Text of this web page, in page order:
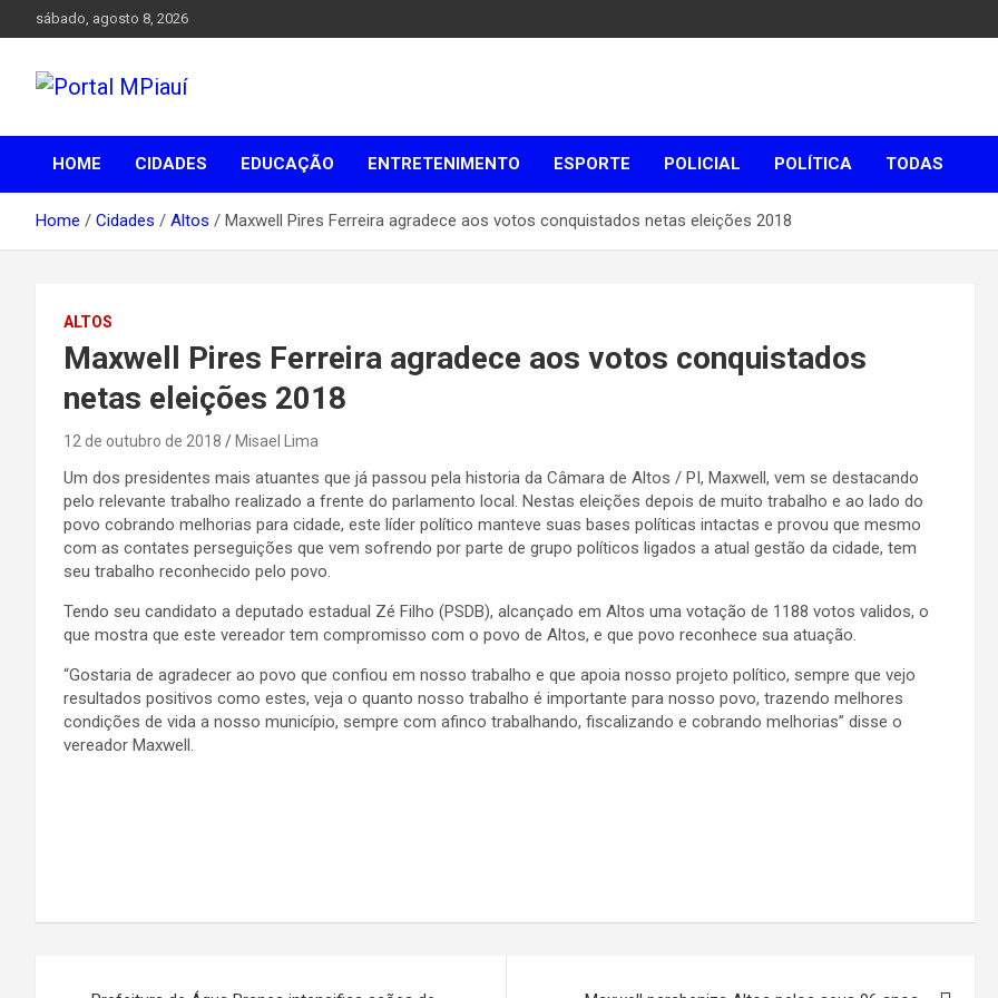
to
sábado, agosto 8, 2026
Portal MPiauí
Parnaíba
HOME
CIDADES EDUCAÇÃO ENTRETENIMENTO ESPORTE POLICIAL POLÍTICA TODAS
Home Cidades Altos Maxwell Pires Ferreira agradece aos votos conquistados netas eleições 2018
ALTOS
Maxwell Pires Ferreira agradece aos votos conquistados
netas eleições 2018
12 de outubro de 2018 Misael Lima
Um dos presidentes mais atuantes que já passou pela historia da Câmara de Altos / PI, Maxwell, vem se destacando
pelo relevante trabalho realizado a frente do parlamento local. Nestas eleições depois de muito trabalho e ao lado do
povo cobrando melhorias para cidade, este líder político manteve suas bases políticas intactas e provou que mesmo
com as contates perseguições que vem sofrendo por parte de grupo políticos ligados a atual gestão da cidade, tem
seu trabalho reconhecido pelo povo.
Tendo seu candidato a deputado estadual Zé Filho (PSDB), alcançado em Altos uma votação de 1188 votos validos, o
que mostra que este vereador tem compromisso com o povo de Altos, e que povo reconhece sua atuação.
“Gostaria de agradecer ao povo que confiou em nosso trabalho e que apoia nosso projeto político, sempre que vejo
resultados positivos como estes, veja o quanto nosso trabalho é importante para nosso povo, trazendo melhores
condições de vida a nosso município, sempre com afinco trabalhando, fiscalizando e cobrando melhorias” disse o
vereador Maxwell.